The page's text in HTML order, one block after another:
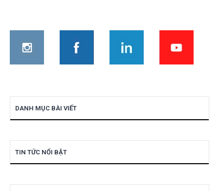
viết
DANH MỤC BÀI VIẾT
TIN TỨC NỔI BẬT